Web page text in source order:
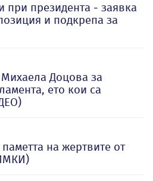
при президента - заявка
и подкрепа за
Михаела Доцова за
ето кои са
на жертвите от